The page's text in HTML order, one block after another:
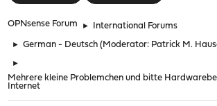
OPNsense Forum ► International Forums
► German - Deutsch (Moderator: Patrick M.
►
Mehrere kleine Problemchen und bitte
Internet